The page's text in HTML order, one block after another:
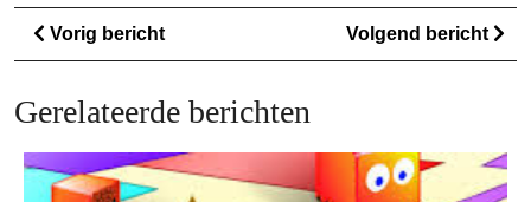
Berichtnavigatie
Vorig berichtVorig
bericht
Volgend bericht
Gerelateerde berichten